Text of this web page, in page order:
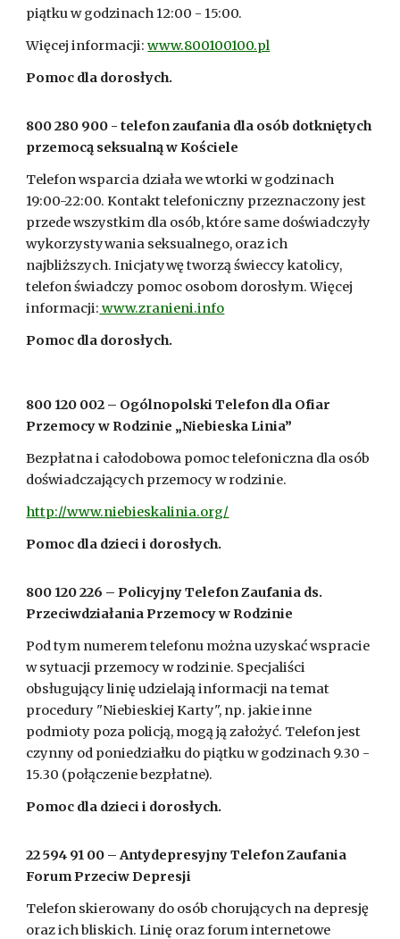
piątku w godzinach 12:00 - 15:00.
Więcej informacji:www.800100100.pl
Pomoc dla dorosłych.
800 280 900 - telefon zaufania dla osób dotkniętych
przemocą seksualną w Kościele
Telefon wsparcia działa we wtorki w godzinach
19:00-22:00. Kontakt telefoniczny przeznaczony jest
przede wszystkim dla osób, które same doświadczyły
wykorzystywania seksualnego, oraz ich
najbliższych. Inicjatywę tworzą świeccy katolicy,
telefon świadczy pomoc osobom dorosłym. Więcej
informacji: www.zranieni.info
Pomoc dla dorosłych.
800 120 002 – Ogólnopolski Telefon dla Ofiar
Przemocy w Rodzinie „Niebieska Linia”
Bezpłatna i całodobowa pomoc telefoniczna dla osób
doświadczających przemocy w rodzinie.
http://www.niebieskalinia.org/
Pomoc dla dzieci i dorosłych.
800 120 226 – Policyjny Telefon Zaufania ds.
Przeciwdziałania Przemocy w Rodzinie
Pod tym numerem telefonu można uzyskać wspracie
w sytuacji przemocy w rodzinie. Specjaliści
obsługujący linię udzielają informacji na temat
procedury "Niebieskiej Karty", np. jakie inne
podmioty poza policją, mogą ją założyć. Telefon jest
czynny od poniedziałku do piątku w godzinach 9.30 -
15.30 (połączenie bezpłatne).
Pomoc dla dzieci i dorosłych.
22 594 91 00 – Antydepresyjny Telefon Zaufania
Forum Przeciw Depresji
Telefon skierowany do osób chorujących na depresję
oraz ich bliskich. Linię oraz forum internetowe